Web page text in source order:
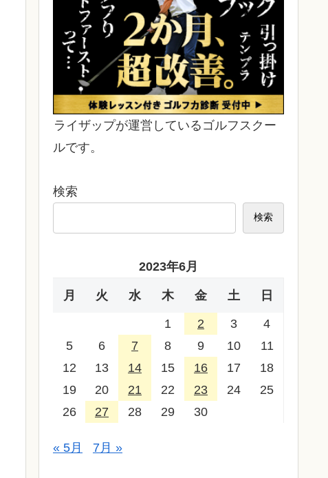
ライザップが運営しているゴルフスクー
ルです。
検索
検索
2023年6月
月 火 水 木 金 土 日
1 2 3
4
5
6 7 8 9 10
11
12
13 14 15 16 17
18
19
20 21 22 23 24
25
26
27 28 29 30
« 5月 7月 »